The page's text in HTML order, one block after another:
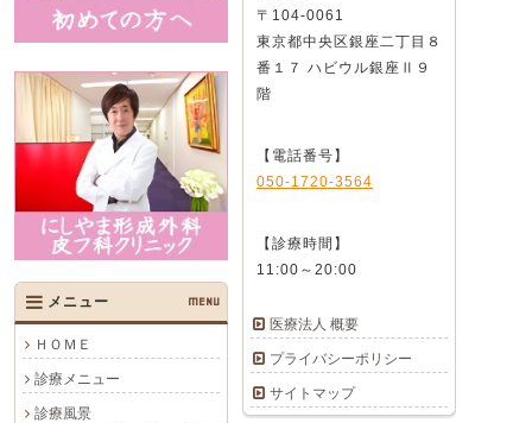
メニュー MENU
ＨＯＭＥ
診療メニュー
診療風景
〒104-0061
東京都中央区銀座二丁目８
番１７ ハビウル銀座Ⅱ９
階
【電話番号】
050-1720-3564
【診療時間】
11:00～20:00
医療法人 概要
プライバシーポリシー
サイトマップ